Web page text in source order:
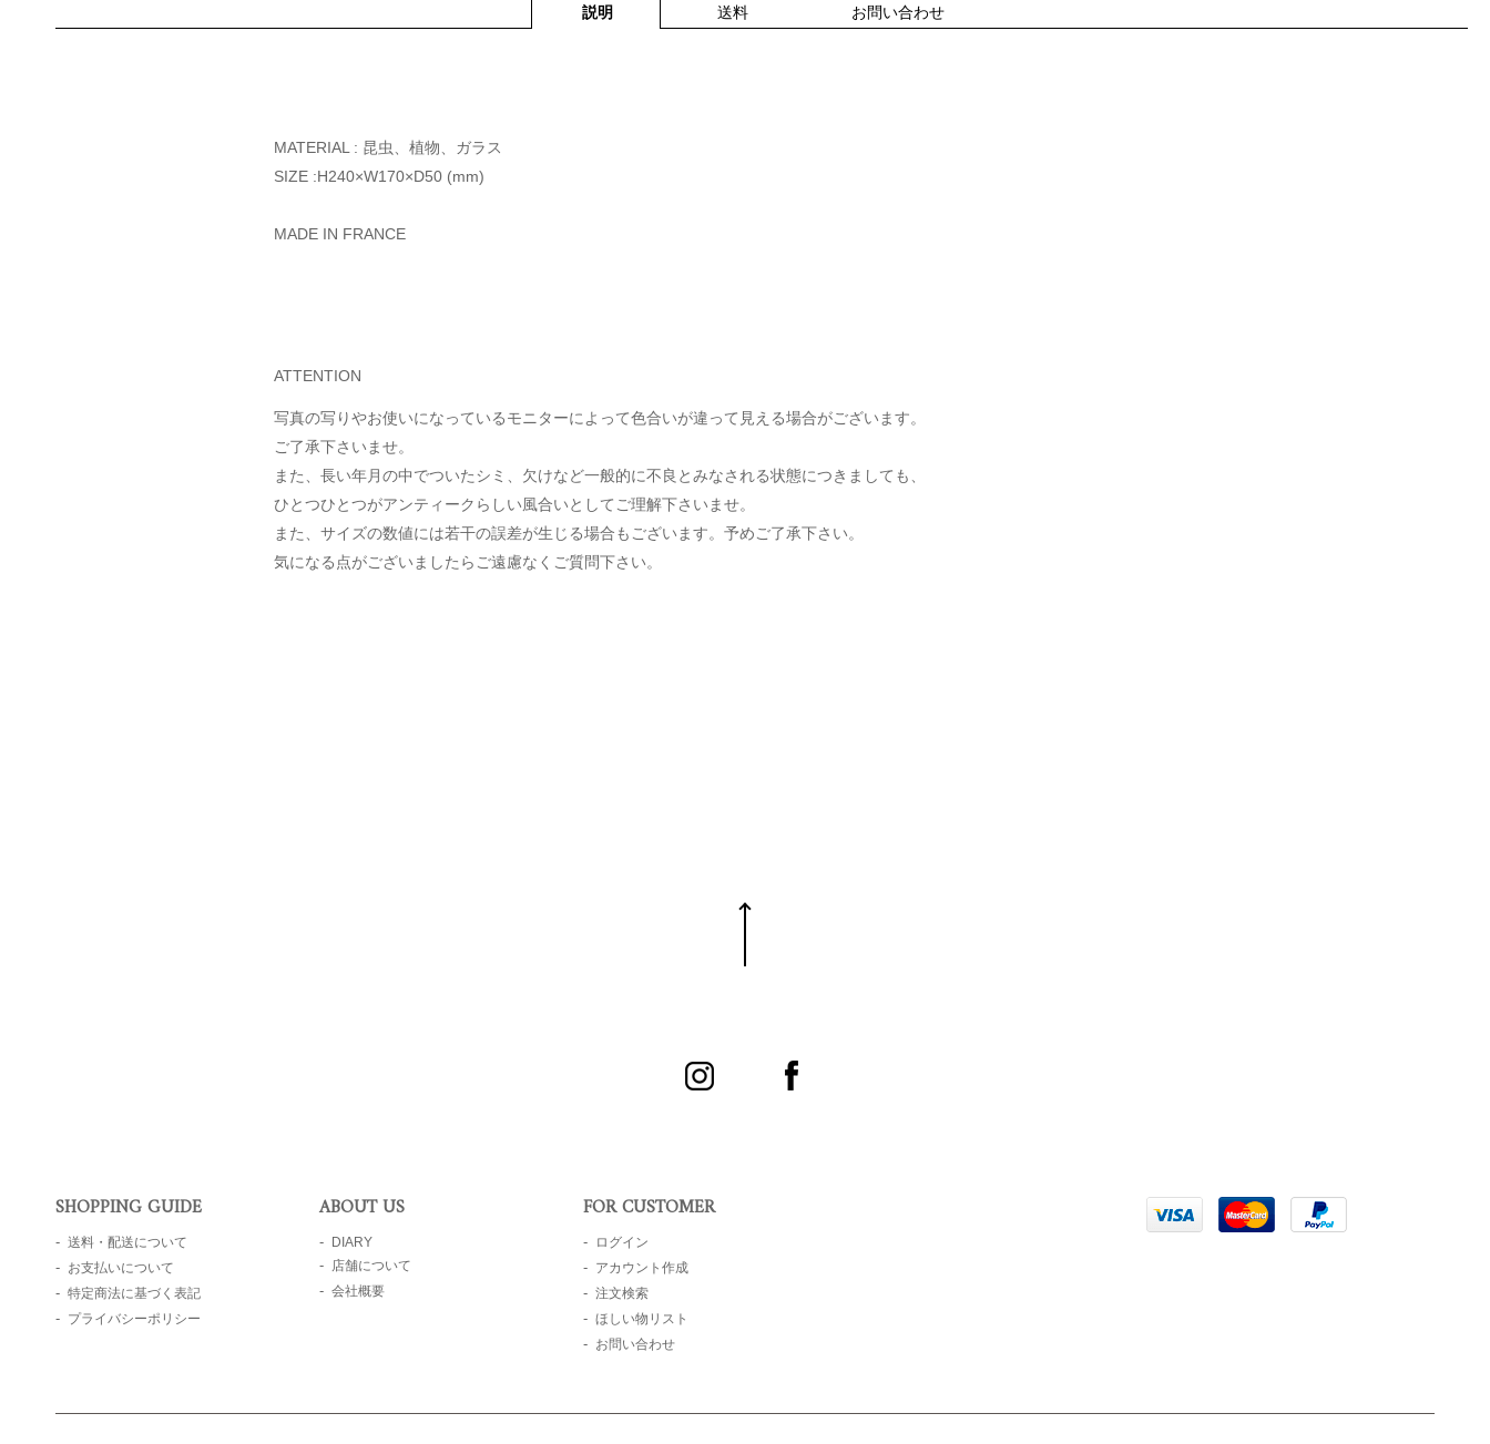
説明 送料 お問い合わせ
MATERIAL : 昆虫、植物、ガラス
SIZE :H240×W170×D50 (mm)
MADE IN FRANCE
ATTENTION
写真の写りやお使いになっているモニターによって色合いが違って見える場合がございます。
ご了承下さいませ。
また、長い年月の中でついたシミ、欠けなど一般的に不良とみなされる状態につきましても、
ひとつひとつがアンティークらしい風合いとしてご理解下さいませ。
また、サイズの数値には若干の誤差が生じる場合もございます。予めご了承下さい。
気になる点がございましたらご遠慮なくご質問下さい。
SHOPPING GUIDE
送料・配送について
お支払いについて
特定商法に基づく表記
プライバシーポリシー
ABOUT US
DIARY
店舗について
会社概要
FOR CUSTOMER
ログイン
アカウント作成
注文検索
ほしい物リスト
お問い合わせ